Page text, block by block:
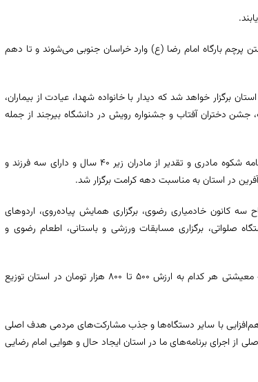
پرچم بارگاه امام رضا (ع) وارد خراسان جنوبی می‌شوند و تا دهم
در استان برگزار خواهد شد که دیدار با خانواده شهدا، عیادت از بیماران،
جشن دختران آفتاب و جشنواره رویش در دانشگاه بیرجند از جمله
مدیر کانون‌های خدمت رضوی خراسان‌ جنوبی با اشاره به برگزاری برنامه شکوه مادری و تقدیر از مادران زیر ۴۰ سال و دارای سه فرزند و
در استان به مناسبت دهه کرامت برگزار شد.
سه کانون خادمیاری رضوی، برگزاری همایش پیاده‌روی، اردوهای
توسط کانون‌های ۱۷ گانه رضوی، ایستگاه صلواتی، برگزاری مسابقات ورزشی و باستانی، اطعام رضوی و
ابراهیمی گفت: همچنین به مناسبت دهه کرامت هزار و ۵۰۰ بسته معیشتی هر کدام به ارزش ۵۰۰ تا ۸۰۰ هزار تومان در استان توزیع
هم‌افزایی با سایر دستگاه‌ها و جذب مشارکت‌های مردمی هدف اصلی
اجرای برنامه‌های ما در استان ایجاد حال و هوایی امام رضایی